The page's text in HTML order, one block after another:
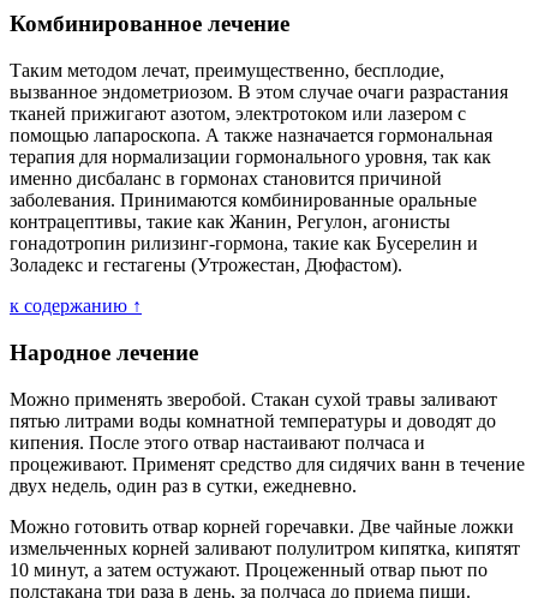
Комбинированное лечение
Таким методом лечат, преимущественно, бесплодие,
вызванное эндометриозом. В этом случае очаги разрастания
тканей прижигают азотом, электротоком или лазером с
помощью лапароскопа. А также назначается гормональная
терапия для нормализации гормонального уровня, так как
именно дисбаланс в гормонах становится причиной
заболевания. Принимаются комбинированные оральные
контрацептивы, такие как Жанин, Регулон, агонисты
гонадотропин рилизинг-гормона, такие как Бусерелин и
Золадекс и гестагены (Утрожестан, Дюфастом).
к содержанию ↑
Народное лечение
Можно применять зверобой. Стакан сухой травы заливают
пятью литрами воды комнатной температуры и доводят до
кипения. После этого отвар настаивают полчаса и
процеживают. Применят средство для сидячих ванн в течение
двух недель, один раз в сутки, ежедневно.
Можно готовить отвар корней горечавки. Две чайные ложки
измельченных корней заливают полулитром кипятка, кипятят
10 минут, а затем остужают. Процеженный отвар пьют по
полстакана три раза в день, за полчаса до приема пищи.